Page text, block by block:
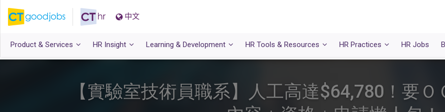
中文
Product & Services HR Insight Learning & Development HR Tools & Resources HR Practices HR Jobs
【實驗室技術員職系】人工高達$64,780！要